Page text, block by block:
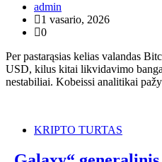
admin
1 vasario, 2026
0
Per pastarąsias kelias valandas
USD, kilus kitai likvidavimo
nestabiliai. Kobeissi analitikai
KRIPTO TURTAS